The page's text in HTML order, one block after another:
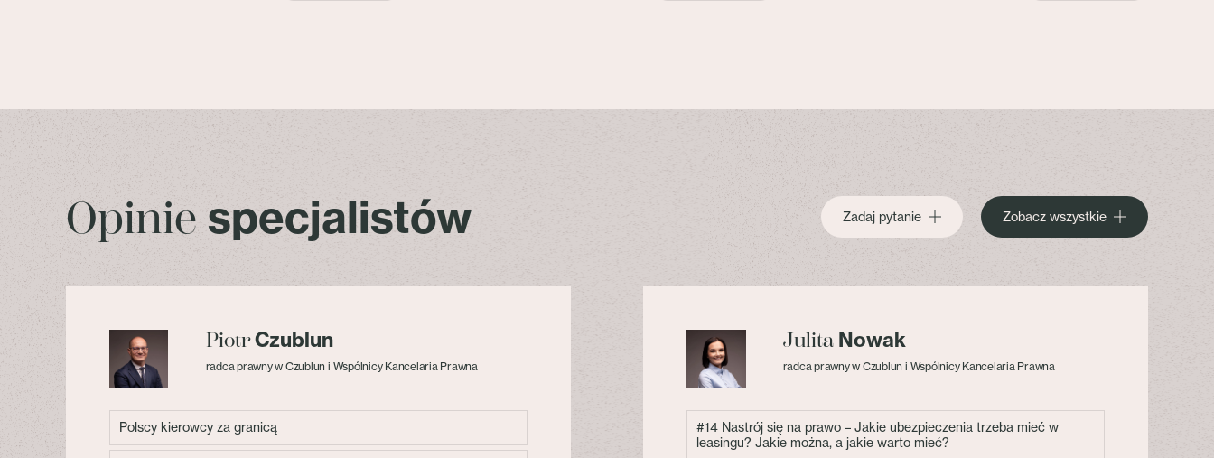
Opinie specjalistów Zadaj pytanie Zobacz wszystkie
PiotrCzublun
radca prawny w Czublun i Wspólnicy Kancelaria Prawna
Polscy kierowcy za granicą
Julita Nowak
radca prawny w Czublun i Wspólnicy Kancelaria Prawna
#14 Nastrój się na prawo – Jakie ubezpieczenia trzeba mieć w
leasingu? Jakie można, a jakie warto mieć?